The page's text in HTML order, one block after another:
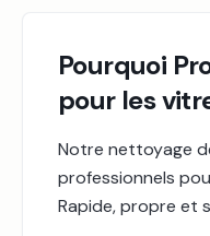
Pourquoi
pour les
Notre nettoyage
professionnels
Rapide, propre et